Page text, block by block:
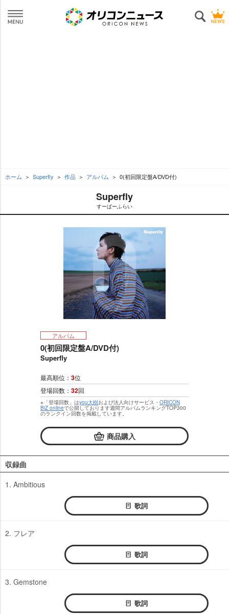
ホーム Superfly 作品 アルバム 0(初回限定盤A/DVD付)
Superfly
すーぱーふらい
アルバム
0(初回限定盤A/DVD付)
Superfly
最高順位： 3位
登場回数： 32回
※「登場回数」はyou大樹および法人向けサービス・ ORICON
BiZ onlineで公開しております週間アルバムランキングTOP300
のランクイン回数を掲載しています。
商品購入
収録曲
1. Ambitious
歌詞
2. フレア
歌詞
3. Gemstone
歌詞